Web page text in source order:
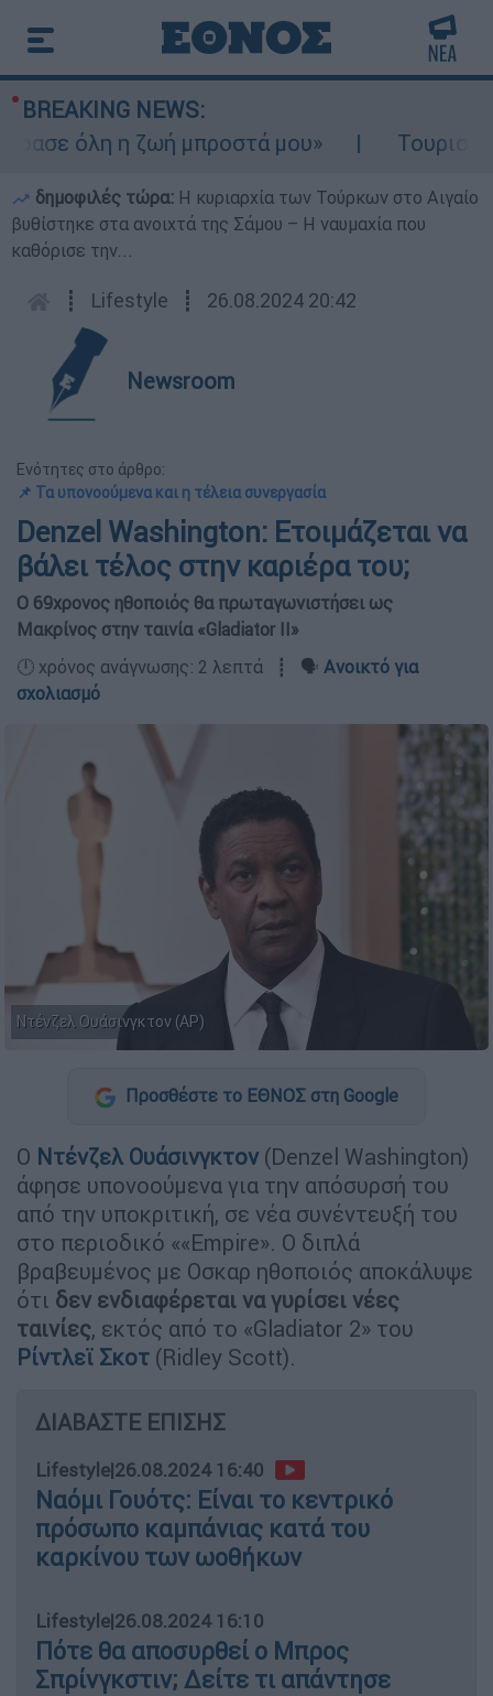
BREAKING NEWS:
όλη η ζωή μπροστά μου»
Τουρισμός
δημοφιλές τώρα: Η κυριαρχία των Τούρκων στο Αιγαίο
βυθίστηκε στα ανοιχτά της Σάμου – Η ναυμαχία που
καθόρισε την...
┋ Lifestyle ┋ 26.08.2024 20:42
Newsroom
Ενότητες στο άρθρο:
📌 Τα υπονοούμενα και η τέλεια συνεργασία
Denzel Washington: Ετοιμάζεται να
βάλει τέλος στην καριέρα του;
Ο 69χρονος ηθοποιός θα πρωταγωνιστήσει ως
Μακρίνος στην ταινία «Gladiator II»
🕛 χρόνος ανάγνωσης: 2 λεπτά ┋ 🗣️ Ανοικτό για
σχολιασμό
Ντένζελ Ουάσινγκτον (AP)
Προσθέστε το ΕΘΝΟΣ στη Google
Ο Ντένζελ Ουάσινγκτον(Denzel Washington)
άφησε υπονοούμενα για την απόσυρσή του
από την υποκριτική, σε νέα συνέντευξή του
στο περιοδικό ««Empire». Ο διπλά
βραβευμένος με Οσκαρ ηθοποιός αποκάλυψε
ότι δεν ενδιαφέρεται να γυρίσει νέες
ταινίες, εκτός από το «Gladiator 2» του
Ρίντλεϊ Σκοτ (Ridley Scott).
ΔΙΑΒΑΣΤΕ ΕΠΙΣΗΣ
Lifestyle|26.08.2024 16:40
Ναόμι Γουότς: Είναι το κεντρικό
πρόσωπο καμπάνιας κατά του
καρκίνου των ωοθήκων
Lifestyle|26.08.2024 16:10
Πότε θα αποσυρθεί ο Μπρος
Σπρίνγκστιν; Δείτε τι απάντησε